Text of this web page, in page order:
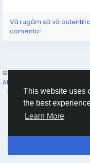
This website uses
the best
Learn More
Vă rugăm să vă
comenta!
© 2026 Humans and Slaves
About
Director